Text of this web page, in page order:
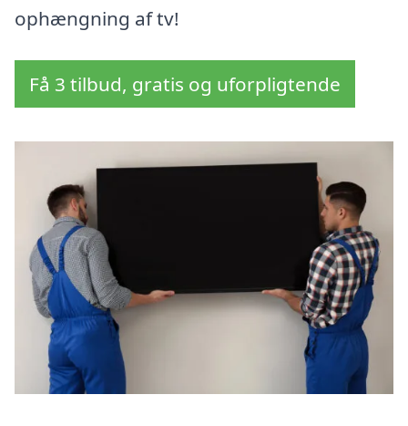
ophængning af tv!
Få 3 tilbud, gratis og uforpligtende